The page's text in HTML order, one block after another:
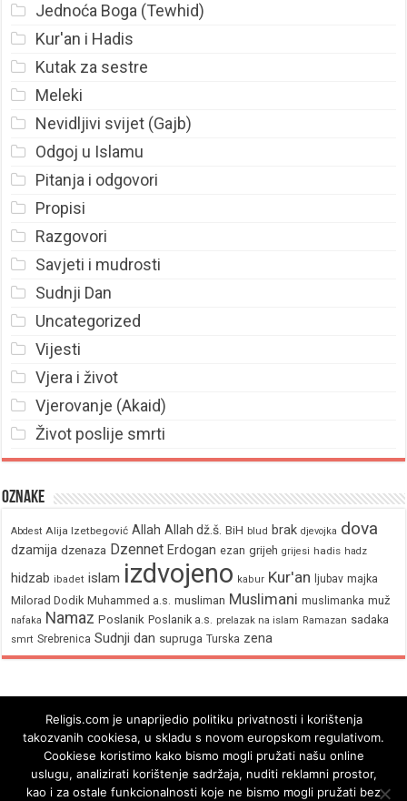
Jednoća Boga (Tewhid)
Kur'an i Hadis
Kutak za sestre
Meleki
Nevidljivi svijet (Gajb)
Odgoj u Islamu
Pitanja i odgovori
Propisi
Razgovori
Savjeti i mudrosti
Sudnji Dan
Uncategorized
Vijesti
Vjera i život
Vjerovanje (Akaid)
Život poslije smrti
Oznake
Abdest Alija Izetbegović Allah Allah dž.š. BiH blud brak djevojka dova
dzamija dzenaza Dzennet Erdogan ezan grijeh grijesi hadis hadz
hidzab ibadet islam izdvojeno kabur Kur'an ljubav majka
Milorad Dodik Muhammed a.s. musliman Muslimani muslimanka muž
nafaka Namaz Poslanik Poslanik a.s. prelazak na islam Ramazan sadaka
smrt Srebrenica Sudnji dan supruga Turska zena
Religis.com je unaprijedio politiku privatnosti i korištenja
takozvanih cookiesa, u skladu s novom europskom regulativom.
Cookiese koristimo kako bismo mogli pružati našu online
uslugu, analizirati korištenje sadržaja, nuditi reklamni prostor,
kao i za ostale funkcionalnosti koje ne bismo mogli pružati bez